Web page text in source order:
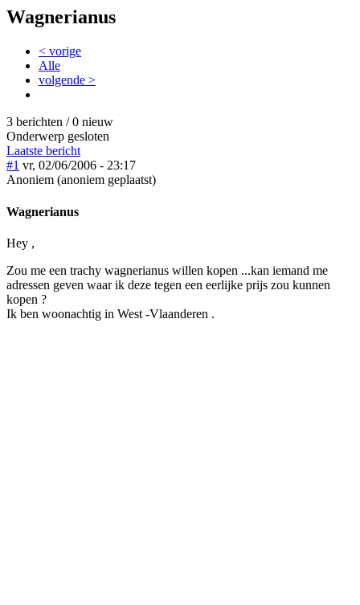
Wagnerianus
< vorige
Alle
volgende >
3 berichten / 0 nieuw
Onderwerp gesloten
Laatste bericht
#1 vr, 02/06/2006 - 23:17
Anoniem (anoniem geplaatst)
Wagnerianus
Hey ,
Zou me een trachy wagnerianus willen kopen ...kan iemand me
adressen geven waar ik deze tegen een eerlijke prijs zou kunnen
kopen ?
Ik ben woonachtig in West -Vlaanderen .